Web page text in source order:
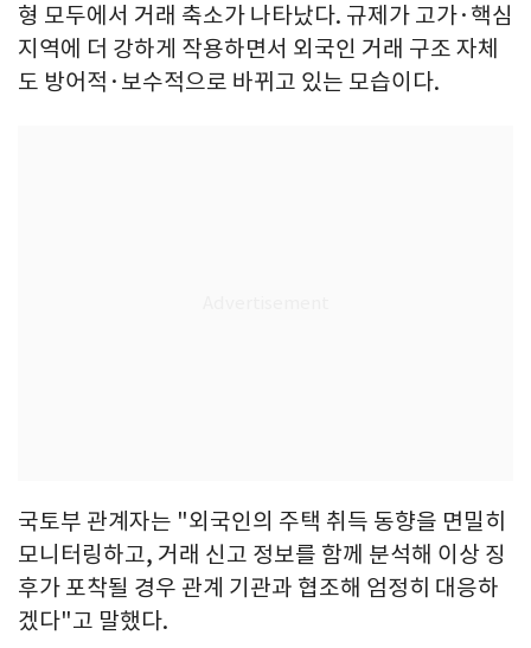
형 모두에서 거래 축소가 나타났다. 규제가 고가·핵심
지역에 더 강하게 작용하면서 외국인 거래 구조 자체
도 방어적·보수적으로 바뀌고 있는 모습이다.
국토부 관계자는 "외국인의 주택 취득 동향을 면밀히
모니터링하고, 거래 신고 정보를 함께 분석해 이상 징
후가 포착될 경우 관계 기관과 협조해 엄정히 대응하
겠다"고 말했다.